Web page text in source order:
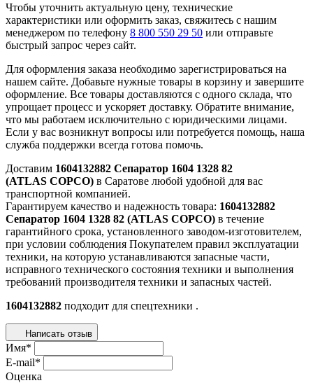
Чтобы уточнить актуальную цену, технические
характеристики или оформить заказ, свяжитесь с нашим
менеджером по телефону 8 800 550 29 50 или отправьте
быстрый запрос через сайт.
Для оформления заказа необходимо зарегистрироваться на
нашем сайте. Добавьте нужные товары в корзину и завершите
оформление. Все товары доставляются с одного склада, что
упрощает процесс и ускоряет доставку. Обратите внимание,
что мы работаем исключительно с юридическими лицами.
Если у вас возникнут вопросы или потребуется помощь, наша
служба поддержки всегда готова помочь.
Доставим 1604132882 Сепаратор 1604 1328 82
(ATLAS COPCO) в Саратове любой удобной для вас
транспортной компанией.
Гарантируем качество и надежность товара: 1604132882
Сепаратор 1604 1328 82 (ATLAS COPCO) в течение
гарантийного срока, установленного заводом-изготовителем,
при условии соблюдения Покупателем правил эксплуатации
техники, на которую устанавливаются запасные части,
исправного технического состояния техники и выполнения
требований производителя техники и запасных частей.
1604132882 подходит для спецтехники .
Написать отзыв
Имя*
E-mail*
Оценка